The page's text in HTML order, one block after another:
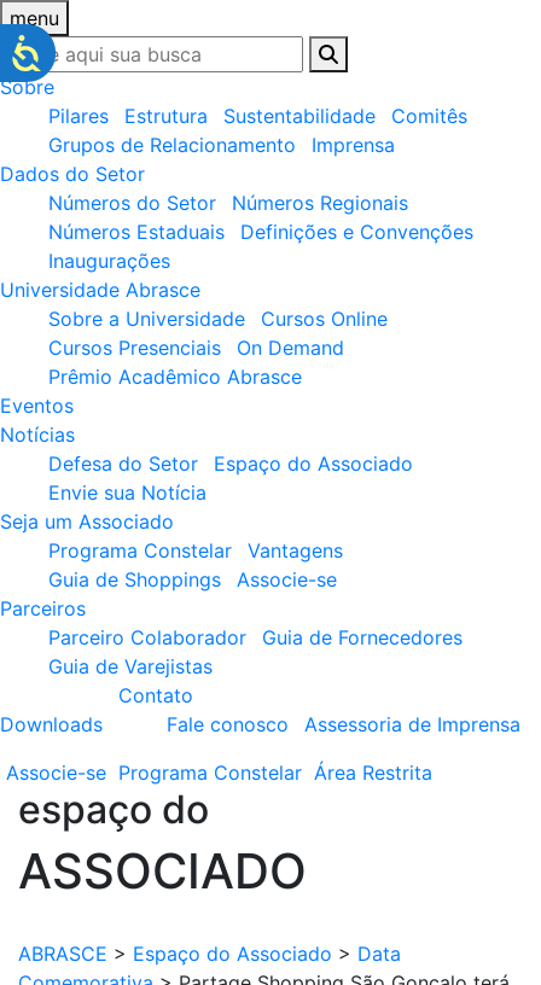
menu
Sobre
Pilares
Estrutura Sustentabilidade
Comitês
Grupos de Relacionamento
Imprensa
Dados do Setor
Números do Setor
Números Regionais
Números Estaduais
Definições e Convenções
Inaugurações
Universidade Abrasce
Sobre a Universidade
Cursos Online
Cursos Presenciais
On Demand
Prêmio Acadêmico Abrasce
Eventos
Notícias
Defesa do Setor
Espaço do Associado
Envie sua Notícia
Seja um Associado
Programa Constelar
Vantagens
Guia de Shoppings
Associe-se
Parceiros
Parceiro Colaborador
Guia de Fornecedores
Guia de Varejistas
Downloads
Contato
Fale conosco
Assessoria de Imprensa
Associe-se Programa Constelar Área Restrita
espaço do
ASSOCIADO
ABRASCE > Espaço do Associado > Data